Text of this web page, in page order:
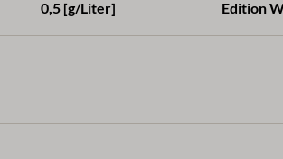
0,5 [g/Liter]
Edition